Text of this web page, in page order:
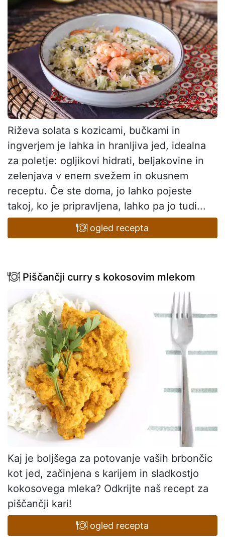
Riževa solata s kozicami, bučkami in
ingverjem je lahka in hranljiva jed, idealna
za poletje: ogljikovi hidrati, beljakovine in
zelenjava v enem svežem in okusnem
receptu. Če ste doma, jo lahko pojeste
takoj, ko je pripravljena, lahko pa jo tudi...
ogled recepta
Piščančji curry s kokosovim mlekom
Kaj je boljšega za potovanje vaših brbončic
kot jed, začinjena s karijem in sladkostjo
kokosovega mleka? Odkrijte naš recept za
piščančji kari!
ogled recepta